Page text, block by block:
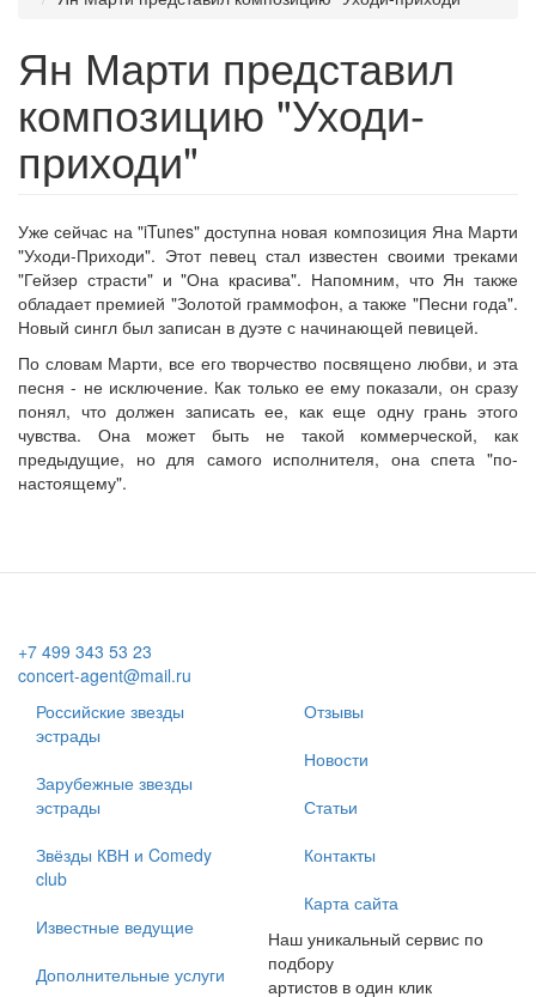
Ян Марти представил
композицию "Уходи-
приходи"
Уже сейчас на "iTunes" доступна новая композиция Яна Марти
"Уходи-Приходи". Этот певец стал известен своими треками
"Гейзер страсти" и "Она красива". Напомним, что Ян также
обладает премией "Золотой граммофон, а также "Песни года".
Новый сингл был записан в дуэте с начинающей певицей.
По словам Марти, все его творчество посвящено любви, и эта
песня - не исключение. Как только ее ему показали, он сразу
понял, что должен записать ее, как еще одну грань этого
чувства. Она может быть не такой коммерческой, как
предыдущие, но для самого исполнителя, она спета "по-
настоящему".
+7 499 343 53 23
concert-agent@mail.ru
Российские звезды
эстрады
Зарубежные звезды
эстрады
Звёзды КВН и Comedy
club
Известные ведущие
Дополнительные услуги
Отзывы
Новости
Статьи
Контакты
Карта сайта
Наш уникальный сервис по
подбору
артистов в один клик